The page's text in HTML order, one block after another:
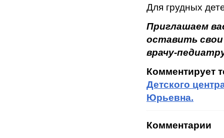
Для грудных
Приглашаем
оставить
врачу-
Комментирует
Детского
Юрьевна.
Комментарии